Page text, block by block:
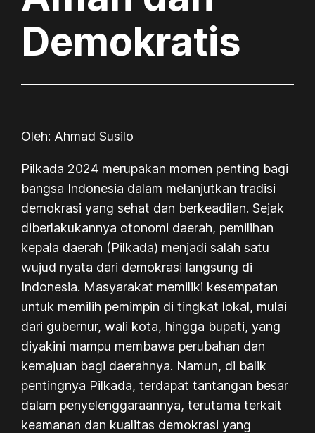
Demokratis
Oleh: Ahmad Susilo
Pilkada 2024 merupakan momen penting bagi
bangsa Indonesia dalam melanjutkan tradisi
demokrasi yang sehat dan berkeadilan. Sejak
diberlakukannya otonomi daerah, pemilihan
kepala daerah (Pilkada) menjadi salah satu
wujud nyata dari demokrasi langsung di
Indonesia. Masyarakat memiliki kesempatan
untuk memilih pemimpin di tingkat lokal, mulai
dari gubernur, wali kota, hingga bupati, yang
diyakini mampu membawa perubahan dan
kemajuan bagi daerahnya. Namun, di balik
pentingnya Pilkada, terdapat tantangan besar
dalam penyelenggaraannya, terutama terkait
keamanan dan kualitas demokrasi yang